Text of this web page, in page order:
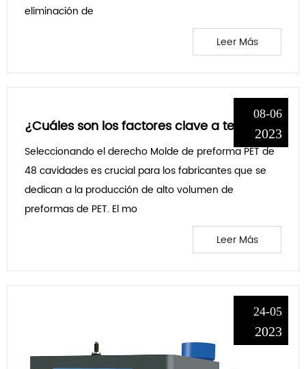
eliminación de
Leer Más
08-06
2023
¿Cuáles son los factores clave a tener en cuenta al seleccionar un molde de preforma de PET de 48 cavidades para una producción de gran volumen y cómo contribuyen a lograr una calidad y eficiencia óptimas?
Seleccionando el derecho Molde de preforma PET de
48 cavidades es crucial para los fabricantes que se
dedican a la producción de alto volumen de
preformas de PET. El mo
Leer Más
24-05
2023